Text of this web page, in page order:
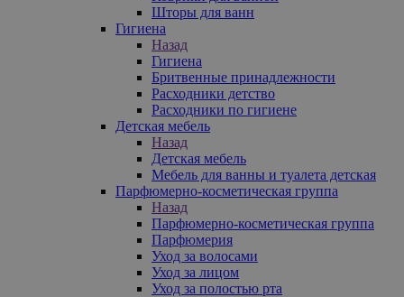
Шторы для ванн
Гигиена
Назад
Гигиена
Бритвенные принадлежности
Расходники детство
Расходники по гигиене
Детская мебель
Назад
Детская мебель
Мебель для ванны и туалета детская
Парфюмерно-косметическая группа
Назад
Парфюмерно-косметическая группа
Парфюмерия
Уход за волосами
Уход за лицом
Уход за полостью рта